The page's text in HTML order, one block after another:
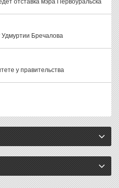
отставка мэра Первоуральска
Удмуртии Бречалова
у правительства